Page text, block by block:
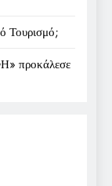
Τουρισμό;
προκάλεσε